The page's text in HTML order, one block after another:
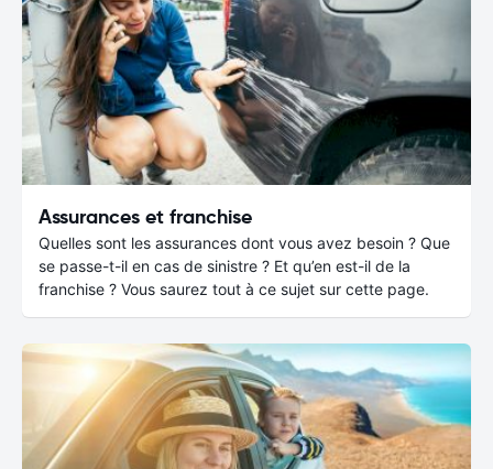
Assurances et franchise
Quelles sont les assurances dont vous avez besoin ? Que
se passe-t-il en cas de sinistre ? Et qu’en est-il de la
franchise ? Vous saurez tout à ce sujet sur cette page.